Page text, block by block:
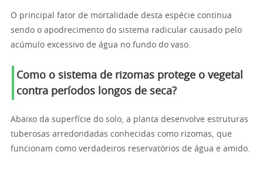
O principal fator de mortalidade desta espécie continua
sendo o apodrecimento do sistema radicular causado pelo
acúmulo excessivo de água no fundo do vaso.
Como o sistema de rizomas protege o vegetal
contra períodos longos de seca?
Abaixo da superfície do solo, a planta desenvolve estruturas
tuberosas arredondadas conhecidas como rizomas, que
funcionam como verdadeiros reservatórios de água e amido.